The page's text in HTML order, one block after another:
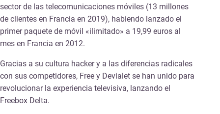
sector de las telecomunicaciones móviles (13 millones
de clientes en Francia en 2019), habiendo lanzado el
primer paquete de móvil «ilimitado» a 19,99 euros al
mes en Francia en 2012.
Gracias a su cultura hacker y a las diferencias radicales
con sus competidores, Free y Devialet se han unido para
revolucionar la experiencia televisiva, lanzando el
Freebox Delta.